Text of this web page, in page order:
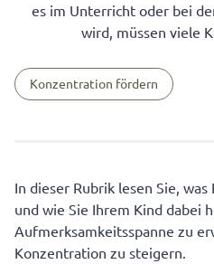
es im Unterricht oder bei
wird, müssen viele
Konzentration fördern
In dieser Rubrik lesen Sie,
und wie Sie Ihrem Kind dabei
Aufmerksamkeitsspanne zu
Konzentration zu steigern.